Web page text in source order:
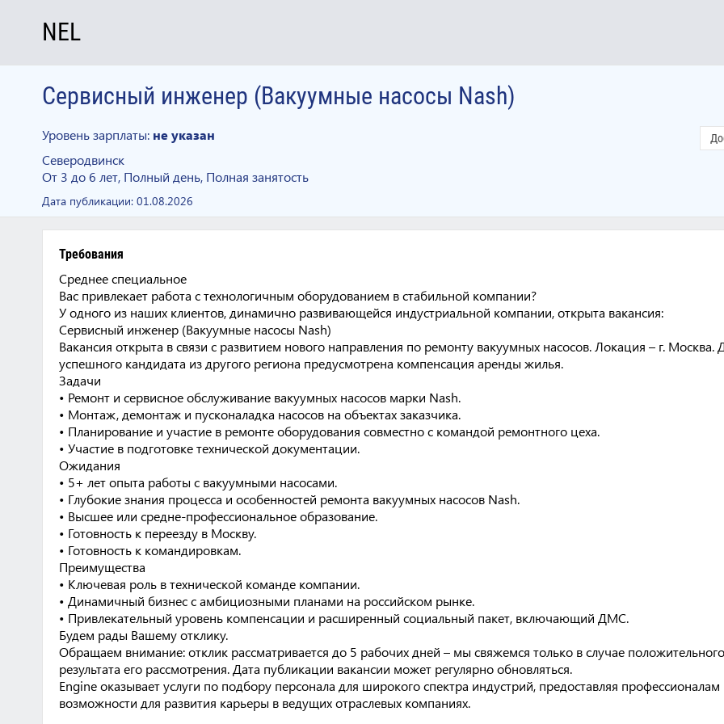
NEL
Сервисный инженер (Вакуумные насосы Nash)
Уровень зарплаты: не указан
Северодвинск
От 3 до 6 лет, Полный день, Полная занятость
Дата публикации: 01.08.2026
Требования
Среднее специальное
Вас привлекает работа с технологичным оборудованием в стабильной компании?
У одного из наших клиентов, динамично развивающейся индустриальной компании, открыта вакансия:
Сервисный инженер (Вакуумные насосы Nash)
Вакансия открыта в связи с развитием нового направления по ремонту вакуумных насосов. Локация – г. Москва.
успешного кандидата из другого региона предусмотрена компенсация аренды жилья.
Задачи
• Ремонт и сервисное обслуживание вакуумных насосов марки Nash.
• Монтаж, демонтаж и пусконаладка насосов на объектах заказчика.
• Планирование и участие в ремонте оборудования совместно с командой ремонтного цеха.
• Участие в подготовке технической документации.
Ожидания
• 5+ лет опыта работы с вакуумными насосами.
• Глубокие знания процесса и особенностей ремонта вакуумных насосов Nash.
• Высшее или средне-профессиональное образование.
• Готовность к переезду в Москву.
• Готовность к командировкам.
Преимущества
• Ключевая роль в технической команде компании.
• Динамичный бизнес с амбициозными планами на российском рынке.
• Привлекательный уровень компенсации и расширенный социальный пакет, включающий ДМС.
Будем рады Вашему отклику.
Обращаем внимание: отклик рассматривается до 5 рабочих дней – мы свяжемся только в случае положительного
результата его рассмотрения. Дата публикации вакансии может регулярно обновляться.
Engine оказывает услуги по подбору персонала для широкого спектра индустрий, предоставляя профессионалам
возможности для развития карьеры в ведущих отраслевых компаниях.